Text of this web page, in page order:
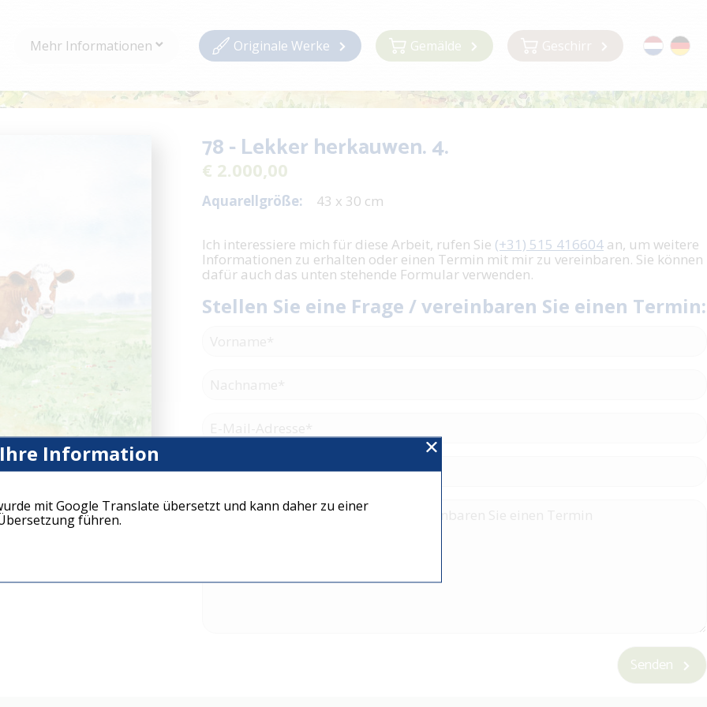
Mehr Informationen Originale Werke Gemälde Geschirr
78 - Lekker herkauwen. 4.
€ 2.000,00
Aquarellgröße: 43 x 30 cm
Ich interessiere mich für diese Arbeit, rufen Sie (+31) 515 416604 an, um weitere
Informationen zu erhalten oder einen Termin mit mir zu vereinbaren. Sie können
dafür auch das unten stehende Formular verwenden.
Stellen Sie eine Frage / vereinbaren Sie einen Termin:
Senden
Information
mit Google Translate übersetzt und kann daher zu einer
führen.